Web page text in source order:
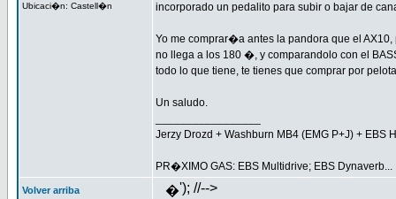
Ubicaci�n: Castell�n
incorporado un pedalito para subir o bajar de
Yo me comprar�a antes la pandora que el
no llega a los 180 �, y comparandolo con el
todo lo que tiene, te tienes que comprar por
Un saludo.
Jerzy Drozd + Washburn MB4 (EMG P+J) + EBS
PR�XIMO GAS: EBS Multidrive; EBS Dynaverb...
Volver arriba �'); //-->